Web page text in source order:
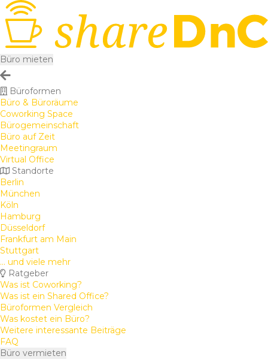
Büro mieten
Büroformen
Büro & Büroräume
Coworking Space
Bürogemeinschaft
Büro auf Zeit
Meetingraum
Virtual Office
Standorte
Berlin
München
Köln
Hamburg
Düsseldorf
Frankfurt am Main
Stuttgart
... und viele mehr
Ratgeber
Was ist Coworking?
Was ist ein Shared Office?
Büroformen Vergleich
Was kostet ein Büro?
Weitere interessante Beiträge
FAQ
Büro vermieten